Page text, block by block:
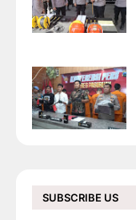
SUBSCRIBE US